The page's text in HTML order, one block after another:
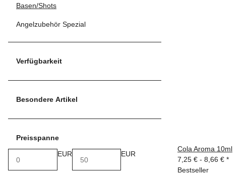
Cola Aroma 10ml
7,25 € - 8,66 € *
Bestseller
Basen/Shots
Angelzubehör Spezial
Verfügbarkeit
Besondere Artikel
Preisspanne
EUR
EUR